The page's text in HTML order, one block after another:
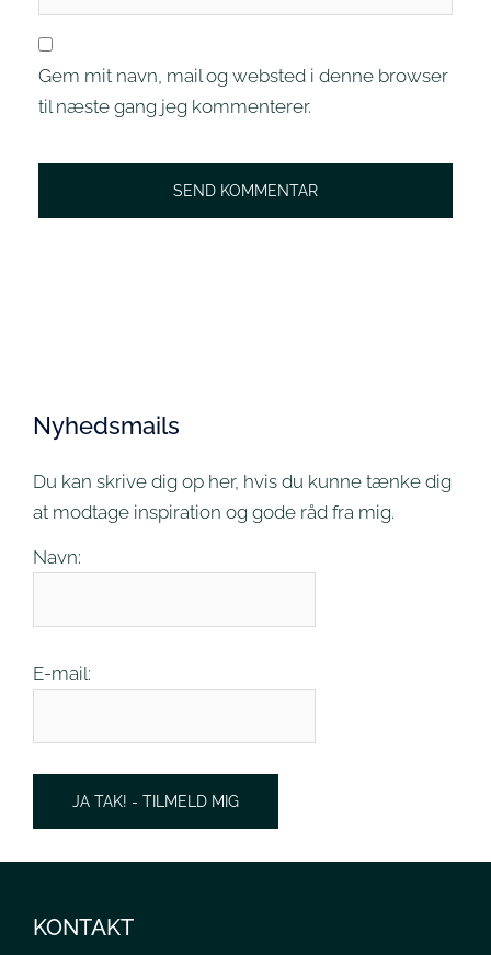
Gem mit navn, mail og websted i denne browser
til næste gang jeg kommenterer.
Nyhedsmails
Du kan skrive dig op her, hvis du kunne tænke dig
at modtage inspiration og gode råd fra mig.
Navn:
E-mail:
JA TAK! - TILMELD MIG
KONTAKT